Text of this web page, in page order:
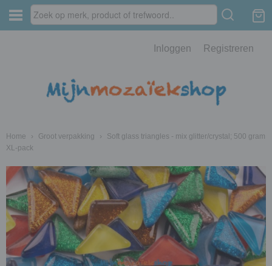
Inloggen Registreren
Home › Groot verpakking ›
Soft glass triangles - mix glitter/crystal; 500 gram
XL-pack